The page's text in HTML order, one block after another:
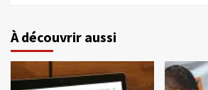
À découvrir aussi